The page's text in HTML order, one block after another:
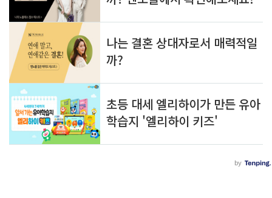
있
는
정
보
를
공
유
합
니